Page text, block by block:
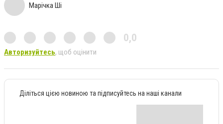
Марічка Ші
0,0
Авторизуйтесь, щоб оцінити
Діліться цією новиною та підписуйтесь на наші канали